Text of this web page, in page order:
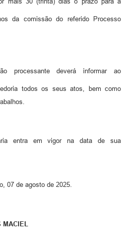
da comissão do referido Processo
processante deverá informar ao
todos os seus atos, bem como
entra em vigor na data de sua
07 de agosto de 2025.